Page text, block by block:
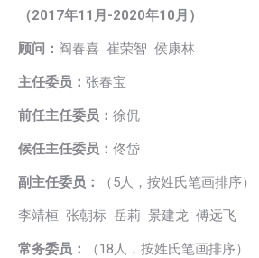
（2017年11月-2020年10月）
顾问： 阎春喜 崔荣智 侯康林
主任委员： 张春宝
前任主任委员： 徐侃
候任主任委员： 佟岱
副主任委员： （5人，按姓氏笔画排序）
李靖桓 张朝标 岳莉 景建龙 傅远飞
常务委员： （18人，按姓氏笔画排序）